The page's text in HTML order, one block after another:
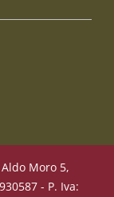
Moro 5,
- P. Iva: